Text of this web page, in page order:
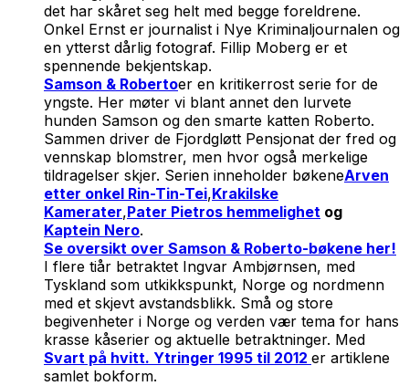
det har skåret seg helt med begge foreldrene.
Onkel Ernst er journalist i Nye Kriminaljournalen og
en ytterst dårlig fotograf. Fillip Moberg er et
spennende bekjentskap.
Samson & Robertoer en kritikerrost serie for de
yngste. Her møter vi blant annet den lurvete
hunden Samson og den smarte katten Roberto.
Sammen driver de Fjordgløtt Pensjonat der fred og
vennskap blomstrer, men hvor også merkelige
tildragelser skjer. Serien inneholder bøkeneArven
etter onkel Rin-Tin-Tei,Krakilske
Kamerater,Pater Pietros hemmelighet og
Kaptein Nero.
Se oversikt over Samson & Roberto-bøkene her!
I flere tiår betraktet Ingvar Ambjørnsen, med
Tyskland som utkikkspunkt, Norge og nordmenn
med et skjevt avstandsblikk. Små og store
begivenheter i Norge og verden vær tema for hans
krasse kåserier og aktuelle betraktninger. Med
Svart på hvitt. Ytringer 1995 til 2012 er artiklene
samlet bokform.